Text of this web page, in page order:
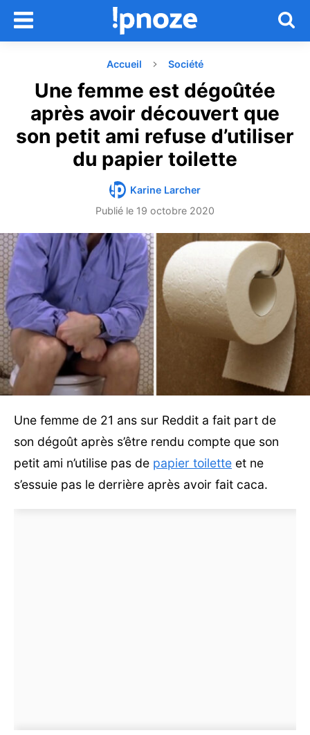
Accueil Société
Une femme est dégoûtée
après avoir découvert que
son petit ami refuse d’utiliser
du papier toilette
Karine Larcher
Publié le 19 octobre 2020
Une femme de 21 ans sur Reddit a fait part de
son dégoût après s’être rendu compte que son
petit ami n’utilise pas de papier toilette et ne
s’essuie pas le derrière après avoir fait caca.